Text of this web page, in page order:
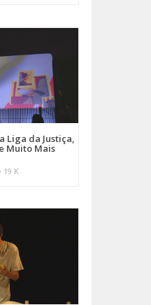
Liga da Justiça,
Muito Mais
19 K